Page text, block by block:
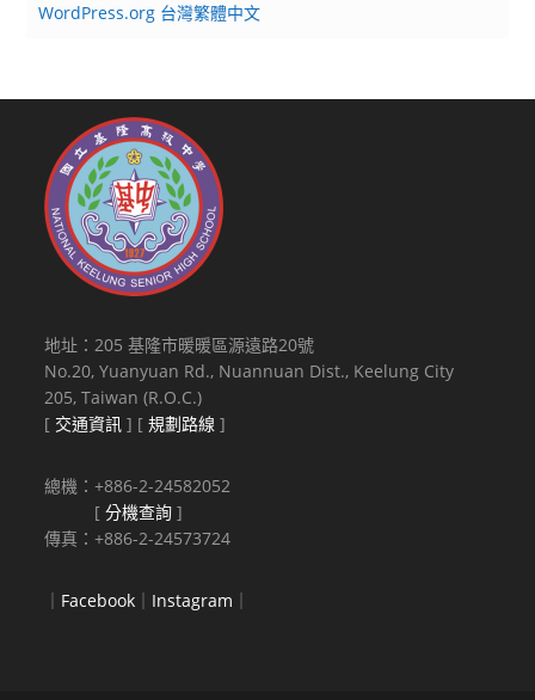
WordPress.org 台灣繁體中文
地址：205 基隆市暖暖區源遠路20號
No.20, Yuanyuan Rd., Nuannuan Dist., Keelung City
205, Taiwan (R.O.C.)
[ 交通資訊 ] [規劃路線 ]
總機：+886-2-24582052
[分機查詢 ]
傳真：+886-2-24573724
｜ Facebook ｜ Instagram ｜